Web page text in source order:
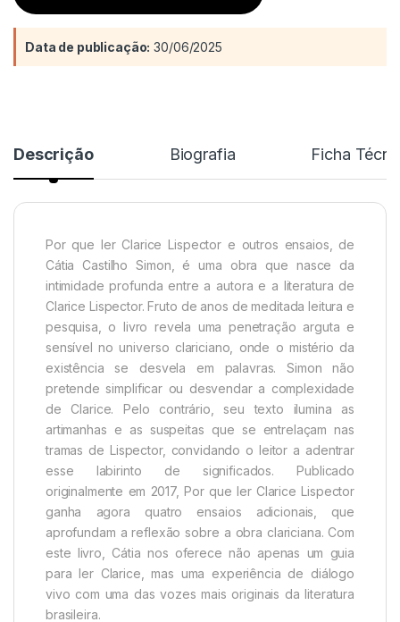
Data de publicação: 30/06/2025
Descrição Biografia Ficha
Por que ler Clarice Lispector e outros ensaios, de
Cátia Castilho Simon, é uma obra que nasce da
intimidade profunda entre a autora e a literatura de
Clarice Lispector. Fruto de anos de meditada leitura e
pesquisa, o livro revela uma penetração arguta e
sensível no universo clariciano, onde o mistério da
existência se desvela em palavras. Simon não
pretende simplificar ou desvendar a complexidade
de Clarice. Pelo contrário, seu texto ilumina as
artimanhas e as suspeitas que se entrelaçam nas
tramas de Lispector, convidando o leitor a adentrar
esse labirinto de significados. Publicado
originalmente em 2017, Por que ler Clarice Lispector
ganha agora quatro ensaios adicionais, que
aprofundam a reflexão sobre a obra clariciana. Com
este livro, Cátia nos oferece não apenas um guia
para ler Clarice, mas uma experiência de diálogo
vivo com uma das vozes mais originais da literatura
brasileira.